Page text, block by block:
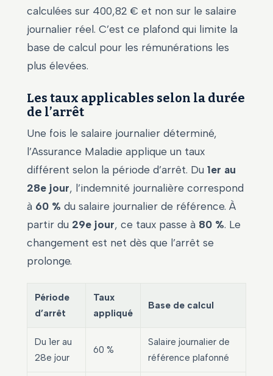
calculées sur 400,82 € et non sur le salaire
journalier réel. C’est ce plafond qui limite la
base de calcul pour les rémunérations les
plus élevées.
Les taux applicables selon la durée
de l’arrêt
Une fois le salaire journalier déterminé,
l’Assurance Maladie applique un taux
différent selon la période d’arrêt. Du 1er au
28e jour, l’indemnité journalière correspond
à 60 % du salaire journalier de référence. À
partir du 29e jour, ce taux passe à 80 %. Le
changement est net dès que l’arrêt se
prolonge.
Période
d’arrêt
Taux
appliqué
Base de calcul
Du 1er au
28e jour
60 %
Salaire journalier de
référence plafonné